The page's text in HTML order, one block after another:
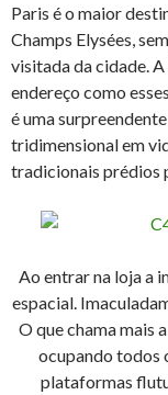
Paris é o maior
Champs Elysées,
visitada da cidade.
endereço como
é uma
tridimensional em
tradicionais prédios
Ao entrar na loja a
espacial.
O que chama mais
ocupando todos
plataformas